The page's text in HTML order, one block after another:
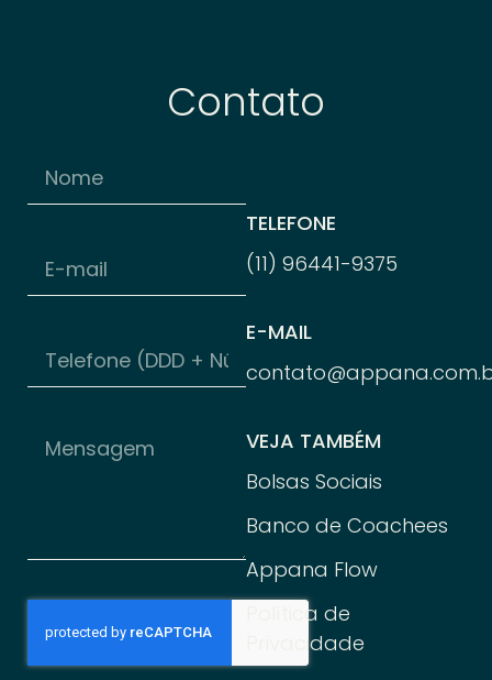
Contato
TELEFONE
(11) 96441-9375
E-MAIL
VEJA TAMBÉM
Bolsas Sociais
Banco de Coachees
Appana Flow
Política de
Privacidade